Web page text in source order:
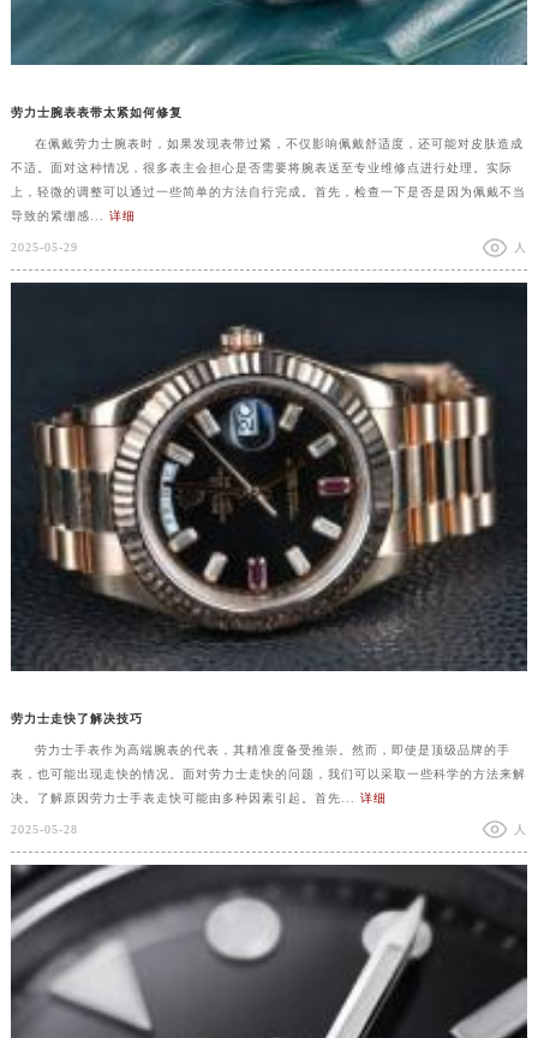
劳力士腕表表带太紧如何修复
在佩戴劳力士腕表时，如果发现表带过紧，不仅影响佩戴舒适度，还可能对皮肤造成
不适。面对这种情况，很多表主会担心是否需要将腕表送至专业维修点进行处理。实际
上，轻微的调整可以通过一些简单的方法自行完成。首先，检查一下是否是因为佩戴不当
导致的紧绷感... 详细
2025-05-29 人
劳力士走快了解决技巧
劳力士手表作为高端腕表的代表，其精准度备受推崇。然而，即使是顶级品牌的手
表，也可能出现走快的情况。面对劳力士走快的问题，我们可以采取一些科学的方法来解
决。了解原因劳力士手表走快可能由多种因素引起。首先... 详细
2025-05-28 人